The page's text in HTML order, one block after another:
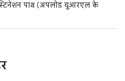
पाथ (अपलोड यूआरएल के